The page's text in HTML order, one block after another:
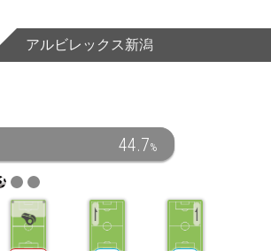
アルビレックス新潟
44.7%